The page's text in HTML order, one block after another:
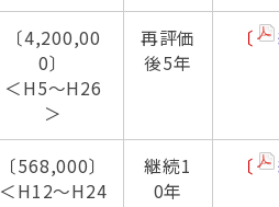
〔4,200,00
0〕
＜H5～H26
＞
再評価
後5年
〔
〔568,000〕
＜H12～H24
継続1
0年
〔